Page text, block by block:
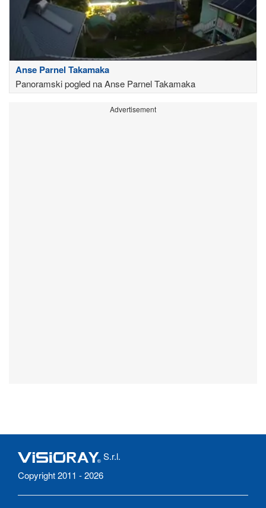
Anse Parnel Takamaka
Panoramski pogled na Anse Parnel Takamaka
Advertisement
S.r.l.
Copyright 2011 - 2026